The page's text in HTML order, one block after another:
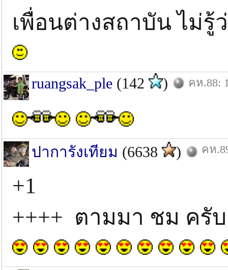
เพื่อนต่างสถาบัน ไม่
ruangsak_ple (142 ) คห.88:
ปาการังเทียม (6638 ) คห
+1
++++ ตามมา ชม ครั